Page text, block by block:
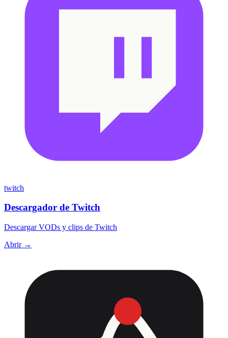
twitch
Descargador de Twitch
Descargar VODs y clips de Twitch
Abrir →